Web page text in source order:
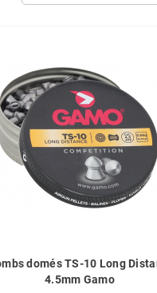
domés TS-10 Long
4.5mm Gamo